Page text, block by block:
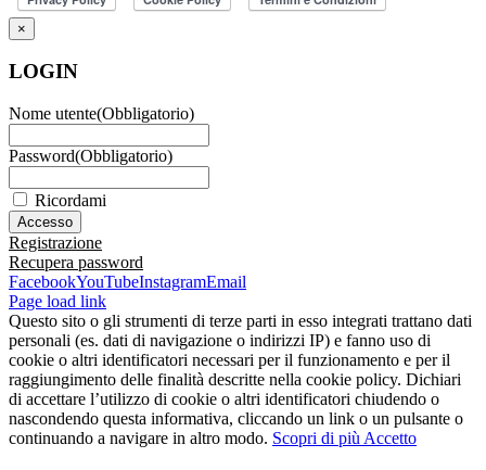
×
LOGIN
Nome utente(Obbligatorio)
Password(Obbligatorio)
Ricordami
Registrazione
Recupera password
FacebookYouTubeInstagramEmail
Page load link
Questo sito o gli strumenti di terze parti in esso integrati trattano dati
personali (es. dati di navigazione o indirizzi IP) e fanno uso di
cookie o altri identificatori necessari per il funzionamento e per il
raggiungimento delle finalità descritte nella cookie policy. Dichiari
di accettare l’utilizzo di cookie o altri identificatori chiudendo o
nascondendo questa informativa, cliccando un link o un pulsante o
continuando a navigare in altro modo. Scopri di più Accetto